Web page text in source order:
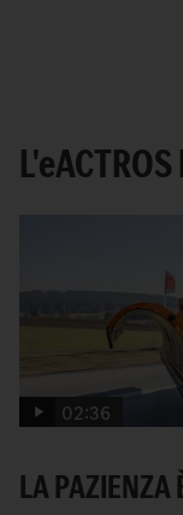
L'e
02:36
LA PAZIENZA